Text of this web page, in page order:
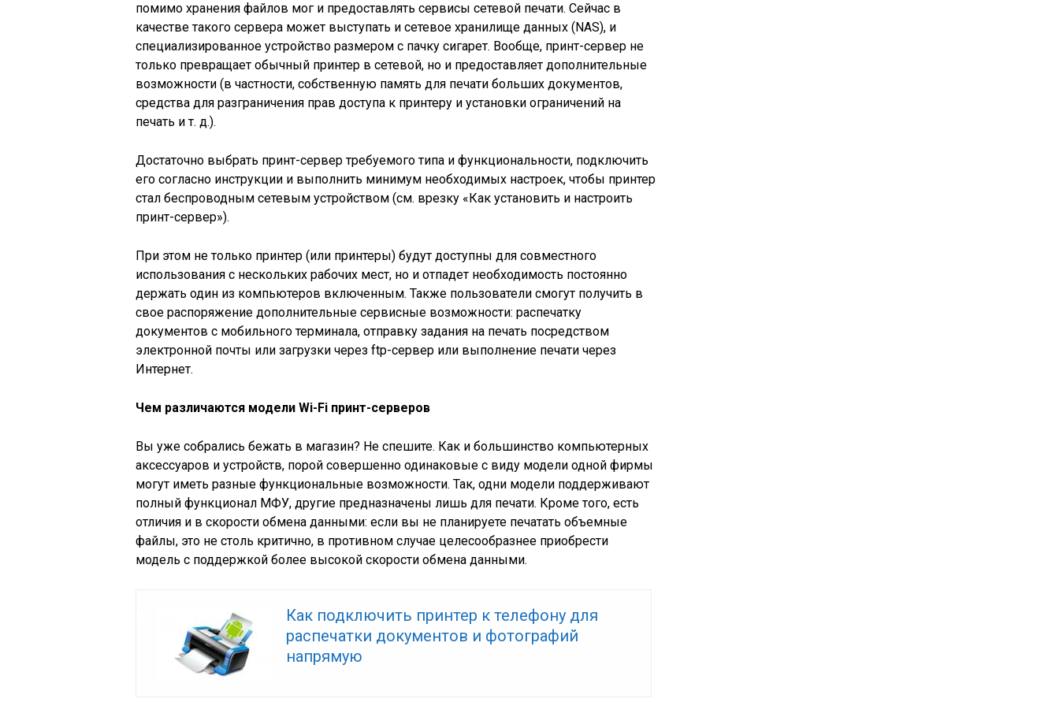
помимо хранения файлов мог и предоставлять сервисы сетевой печати. Сейчас в
качестве такого сервера может выступать и сетевое хранилище данных (NAS), и
специализированное устройство размером с пачку сигарет. Вообще, принт-сервер не
только превращает обычный принтер в сетевой, но и предоставляет дополнительные
возможности (в частности, собственную память для печати больших документов,
средства для разграничения прав доступа к принтеру и установки ограничений на
печать и т. д.).
Достаточно выбрать принт-сервер требуемого типа и функциональности, подключить
его согласно инструкции и выполнить минимум необходимых настроек, чтобы принтер
стал беспроводным сетевым устройством (см. врезку «Как установить и настроить
принт-сервер»).
При этом не только принтер (или принтеры) будут доступны для совместного
использования с нескольких рабочих мест, но и отпадет необходимость постоянно
держать один из компьютеров включенным. Также пользователи смогут получить в
свое распоряжение дополнительные сервисные возможности: распечатку
документов с мобильного терминала, отправку задания на печать посредством
электронной почты или загрузки через ftp-сервер или выполнение печати через
Интернет.
Чем различаются модели Wi-Fi принт-серверов
Вы уже собрались бежать в магазин? Не спешите. Как и большинство компьютерных
аксессуаров и устройств, порой совершенно одинаковые с виду модели одной фирмы
могут иметь разные функциональные возможности. Так, одни модели поддерживают
полный функционал МФУ, другие предназначены лишь для печати. Кроме того, есть
отличия и в скорости обмена данными: если вы не планируете печатать объемные
файлы, это не столь критично, в противном случае целесообразнее приобрести
модель с поддержкой более высокой скорости обмена данными.
Как подключить принтер к телефону для
распечатки документов и фотографий
напрямую